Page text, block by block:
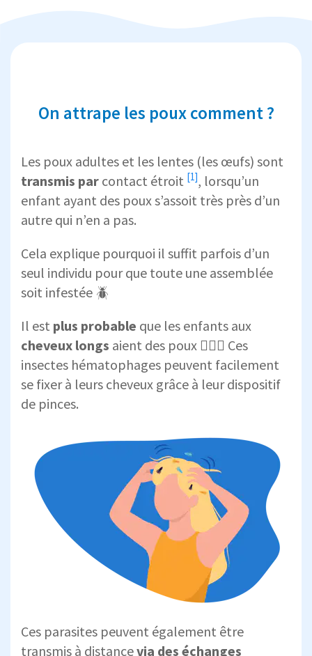
On attrape les poux comment ?
Les poux adultes et les lentes (les œufs) sont
transmis par contact étroit [1], lorsqu’un
enfant ayant des poux s’assoit très près d’un
autre qui n’en a pas.
Cela explique pourquoi il suffit parfois d’un
seul individu pour que toute une assemblée
soit infestée 🪲
Il est plus probable que les enfants aux
cheveux longs aient des poux 👱🏻‍♀️ Ces
insectes hématophages peuvent facilement
se fixer à leurs cheveux grâce à leur dispositif
de pinces.
Ces parasites peuvent également être
transmis à distancevia des échanges